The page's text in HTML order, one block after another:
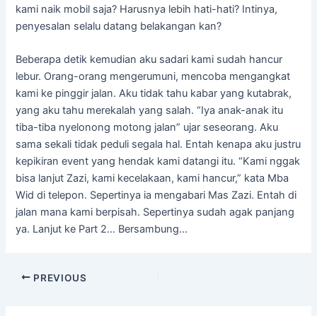
kami naik mobil saja? Harusnya lebih hati-hati? Intinya,
penyesalan selalu datang belakangan kan?
Beberapa detik kemudian aku sadari kami sudah hancur
lebur. Orang-orang mengerumuni, mencoba mengangkat
kami ke pinggir jalan. Aku tidak tahu kabar yang kutabrak,
yang aku tahu merekalah yang salah. “Iya anak-anak itu
tiba-tiba nyelonong motong jalan” ujar seseorang. Aku
sama sekali tidak peduli segala hal. Entah kenapa aku justru
kepikiran event yang hendak kami datangi itu. “Kami nggak
bisa lanjut Zazi, kami kecelakaan, kami hancur,” kata Mba
Wid di telepon. Sepertinya ia mengabari Mas Zazi. Entah di
jalan mana kami berpisah. Sepertinya sudah agak panjang
ya. Lanjut ke Part 2… Bersambung…
PREVIOUS